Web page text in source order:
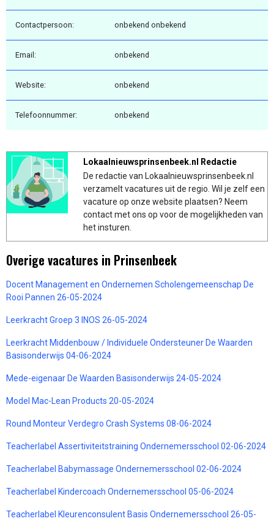
Contactpersoon: onbekend onbekend
Email: onbekend
Website: onbekend
Telefoonnummer: onbekend
Lokaalnieuwsprinsenbeek.nl Redactie
De redactie van Lokaalnieuwsprinsenbeek.nl
verzamelt vacatures uit de regio. Wil je zelf een
vacature op onze website plaatsen? Neem
contact met ons op voor de mogelijkheden van
het insturen.
Overige vacatures in Prinsenbeek
Docent Management en Ondernemen Scholengemeenschap De
Rooi Pannen 26-05-2024
Leerkracht Groep 3 INOS 26-05-2024
Leerkracht Middenbouw / Individuele Ondersteuner De Waarden
Basisonderwijs 04-06-2024
Mede-eigenaar De Waarden Basisonderwijs 24-05-2024
Model Mac-Lean Products 20-05-2024
Round Monteur Verdegro Crash Systems 08-06-2024
Teacherlabel Assertiviteitstraining Ondernemersschool 02-06-2024
Teacherlabel Babymassage Ondernemersschool 02-06-2024
Teacherlabel Kindercoach Ondernemersschool 05-06-2024
Teacherlabel Kleurenconsulent Basis Ondernemersschool 26-05-